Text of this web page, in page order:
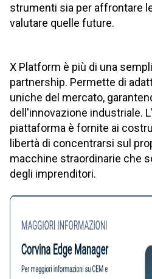
strumenti sia per affrontare
valutare quelle future.
X Platform è più di una
partnership. Permette di
uniche del mercato,
dell'innovazione industriale.
piattaforma è fornite ai
libertà di concentrarsi sul
macchine straordinarie che
degli imprenditori.